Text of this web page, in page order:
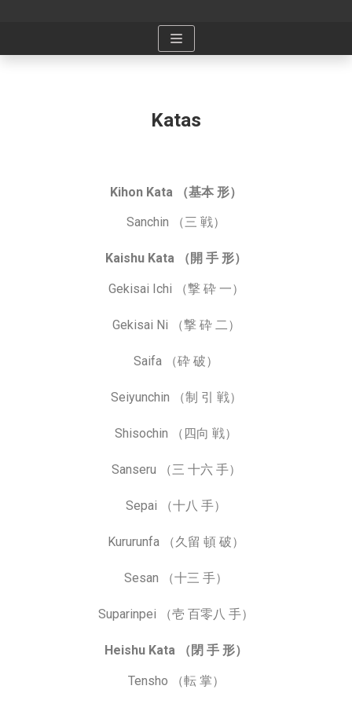
contenido
Katas
Kihon Kata （基本 形）
Sanchin （三 戦）
Kaishu Kata （開 手 形）
Gekisai Ichi （撃 砕 一）
Gekisai Ni （撃 砕 二）
Saifa （砕 破）
Seiyunchin （制 引 戦）
Shisochin （四向 戦）
Sanseru （三 十六 手）
Sepai （十八 手）
Kururunfa （久留 頓 破）
Sesan （十三 手）
Suparinpei （壱 百零八 手）
Heishu Kata （閉 手 形）
Tensho （転 掌）